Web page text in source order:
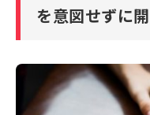
オンラインゲームを
を意図せずに